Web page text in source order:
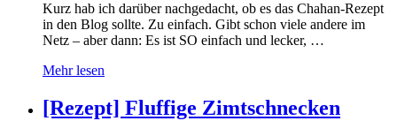
Kurz hab ich darüber nachgedacht, ob es das Chahan-Rezept
in den Blog sollte. Zu einfach. Gibt schon viele andere im
Netz – aber dann: Es ist SO einfach und lecker, …
Mehr lesen
[Rezept] Fluffige Zimtschnecken